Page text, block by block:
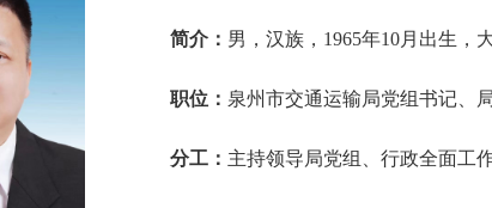
简介： 男，汉族，1965年10月出生，
职位： 泉州市交通运输局党组书记、
分工： 主持领导局党组、行政全面工